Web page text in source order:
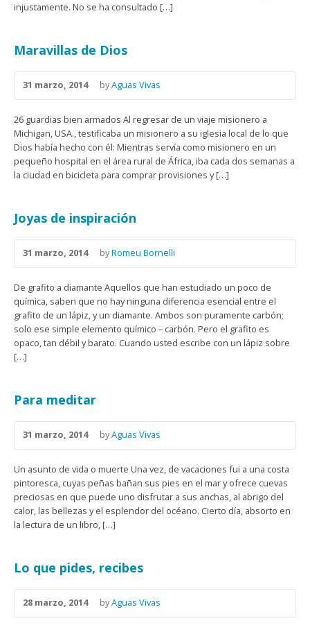
injustamente. No se ha consultado […]
Maravillas de Dios
31 marzo, 2014 byAguas Vivas
26 guardias bien armados Al regresar de un viaje misionero a
Michigan, USA., testificaba un misionero a su iglesia local de lo que
Dios había hecho con él: Mientras servía como misionero en un
pequeño hospital en el área rural de África, iba cada dos semanas a
la ciudad en bicicleta para comprar provisiones y […]
Joyas de inspiración
31 marzo, 2014 byRomeu Bornelli
De grafito a diamante Aquellos que han estudiado un poco de
química, saben que no hay ninguna diferencia esencial entre el
grafito de un lápiz, y un diamante. Ambos son puramente carbón;
solo ese simple elemento químico – carbón. Pero el grafito es
opaco, tan débil y barato. Cuando usted escribe con un lápiz sobre
[…]
Para meditar
31 marzo, 2014 byAguas Vivas
Un asunto de vida o muerte Una vez, de vacaciones fui a una costa
pintoresca, cuyas peñas bañan sus pies en el mar y ofrece cuevas
preciosas en que puede uno disfrutar a sus anchas, al abrigo del
calor, las bellezas y el esplendor del océano. Cierto día, absorto en
la lectura de un libro, […]
Lo que pides, recibes
28 marzo, 2014 byAguas Vivas